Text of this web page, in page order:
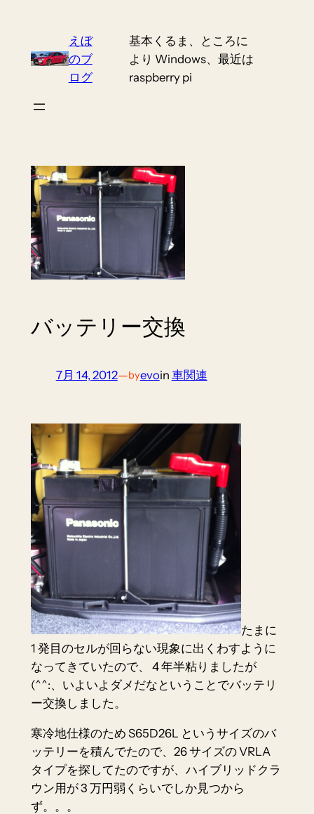
content
えぼ
のブ
ログ
基本くるま、ところに
より Windows、最近は
raspberry pi
バッテリー交換
7月 14, 2012—byevoin 車関連
たまに
1 発目のセルが回らない現象に出くわすように
なってきていたので、 4 年半粘りましたが
(^^:、いよいよダメだなということでバッテリ
ー交換しました。
寒冷地仕様のため S65D26L というサイズのバ
ッテリーを積んでたので、26 サイズのVRLA
タイプを探してたのですが、ハイブリッドクラ
ウン用が 3 万円弱くらいでしか見つから
ず。。。